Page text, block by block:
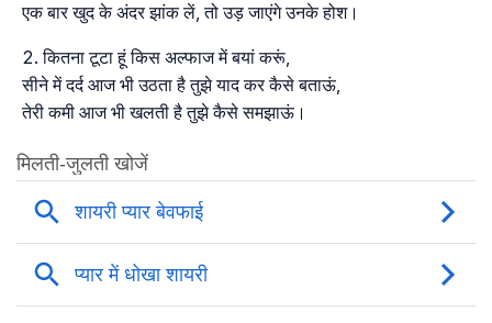
एक बार खुद के अंदर झांक लें, तो उड़ जाएंगे उनके होश।
कितना टूटा हूं किस अल्फाज में बयां करूं,
सीने में दर्द आज भी उठता है तुझे याद कर कैसे बताऊं,
तेरी कमी आज भी खलती है तुझे कैसे समझाऊं।